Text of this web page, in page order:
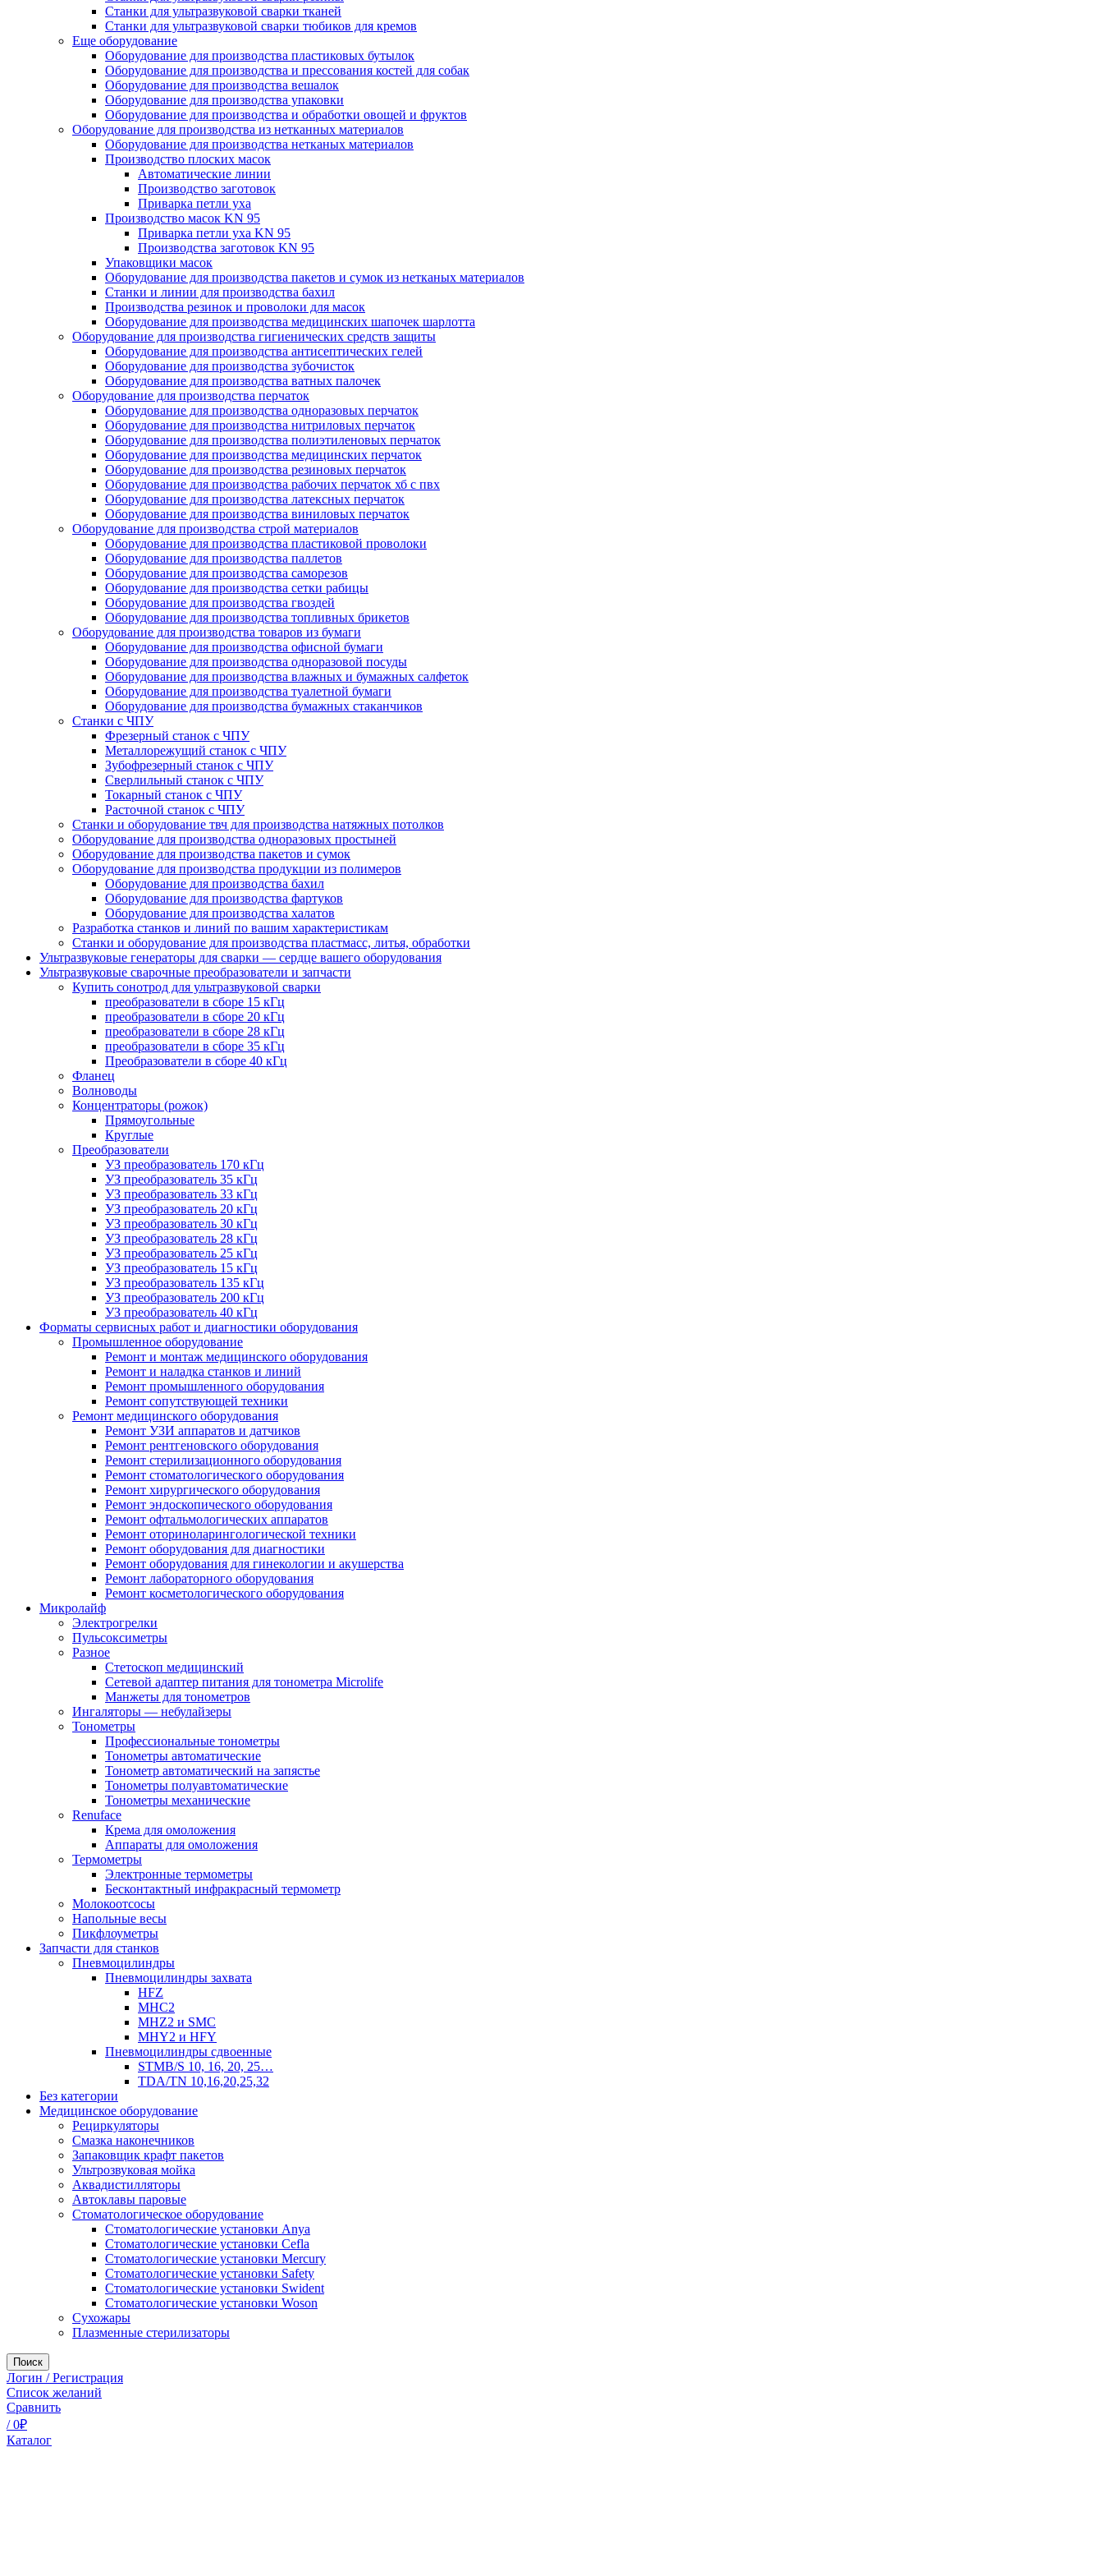
Станки для ультразвуковой сварки тканей
Станки для ультразвуковой сварки тюбиков для кремов
Еще оборудование
Оборудование для производства пластиковых бутылок
Оборудование для производства и прессования костей для собак
Оборудование для производства вешалок
Оборудование для производства упаковки
Оборудование для производства и обработки овощей и фруктов
Оборудование для производства из нетканных материалов
Оборудование для производства нетканых материалов
Производство плоских масок
Автоматические линии
Производство заготовок
Приварка петли уха
Производство масок KN 95
Приварка петли уха KN 95
Производства заготовок KN 95
Упаковщики масок
Оборудование для производства пакетов и сумок из нетканых материалов
Станки и линии для производства бахил
Производства резинок и проволоки для масок
Оборудование для производства медицинских шапочек шарлотта
Оборудование для производства гигиенических средств защиты
Оборудование для производства антисептических гелей
Оборудование для производства зубочисток
Оборудование для производства ватных палочек
Оборудование для производства перчаток
Оборудование для производства одноразовых перчаток
Оборудование для производства нитриловых перчаток
Оборудование для производства полиэтиленовых перчаток
Оборудование для производства медицинских перчаток
Оборудование для производства резиновых перчаток
Оборудование для производства рабочих перчаток хб с пвх
Оборудование для производства латексных перчаток
Оборудование для производства виниловых перчаток
Оборудование для производства строй материалов
Оборудование для производства пластиковой проволоки
Оборудование для производства паллетов
Оборудование для производства саморезов
Оборудование для производства сетки рабицы
Оборудование для производства гвоздей
Оборудование для производства топливных брикетов
Оборудование для производства товаров из бумаги
Оборудование для производства офисной бумаги
Оборудование для производства одноразовой посуды
Оборудование для производства влажных и бумажных салфеток
Оборудование для производства туалетной бумаги
Оборудование для производства бумажных стаканчиков
Станки с ЧПУ
Фрезерный станок с ЧПУ
Металлорежущий станок с ЧПУ
Зубофрезерный станок с ЧПУ
Сверлильный станок с ЧПУ
Токарный станок с ЧПУ
Расточной станок с ЧПУ
Cтанки и оборудование твч для производства натяжных потолков
Oборудование для производства одноразовых простыней
Оборудование для производства пакетов и сумок
Оборудование для производства продукции из полимеров
Оборудование для производства бахил
Оборудование для производства фартуков
Оборудование для производства халатов
Разработка станков и линий по вашим характеристикам
Станки и оборудование для производства пластмасс, литья, обработки
Ультразвуковые генераторы для сварки — сердце вашего оборудования
Ультразвуковые сварочные преобразователи и запчасти
Купить сонотрод для ультразвуковой сварки
преобразователи в сборе 15 кГц
преобразователи в сборе 20 кГц
преобразователи в сборе 28 кГц
преобразователи в сборе 35 кГц
Преобразователи в сборе 40 кГц
Фланец
Волноводы
Концентраторы (рожок)
Прямоугольные
Круглые
Преобразователи
УЗ преобразователь 170 кГц
УЗ преобразователь 35 кГц
УЗ преобразователь 33 кГц
УЗ преобразователь 20 кГц
УЗ преобразователь 30 кГц
УЗ преобразователь 28 кГц
УЗ преобразователь 25 кГц
УЗ преобразователь 15 кГц
УЗ преобразователь 135 кГц
УЗ преобразователь 200 кГц
УЗ преобразователь 40 кГц
Форматы сервисных работ и диагностики оборудования
Промышленное оборудование
Ремонт и монтаж медицинского оборудования
Ремонт и наладка станков и линий
Ремонт промышленного оборудования
Ремонт сопутствующей техники
Ремонт медицинского оборудования
Ремонт УЗИ аппаратов и датчиков
Ремонт рентгеновского оборудования
Ремонт стерилизационного оборудования
Ремонт стоматологического оборудования
Ремонт хирургического оборудования
Ремонт эндоскопического оборудования
Ремонт офтальмологических аппаратов
Ремонт оториноларингологической техники
Ремонт оборудования для диагностики
Ремонт оборудования для гинекологии и акушерства
Ремонт лабораторного оборудования
Ремонт косметологического оборудования
Микролайф
Электрогрелки
Пульсоксиметры
Разное
Стетоскоп медицинский
Сетевой адаптер питания для тонометра Microlife
Манжеты для тонометров
Ингаляторы — небулайзеры
Тонометры
Профессиональные тонометры
Тонометры автоматические
Тонометр автоматический на запястье
Тонометры полуавтоматические
Тонометры механические
Renuface
Крема для омоложения
Аппараты для омоложения
Термометры
Электронные термометры
Бесконтактный инфракрасный термометр
Молокоотсосы
Напольные весы
Пикфлоуметры
Запчасти для станков
Пневмоцилиндры
Пневмоцилиндры захвата
HFZ
MHC2
MHZ2 и SMC
MHY2 и HFY
Пневмоцилиндры сдвоенные
STMB/S 10, 16, 20, 25…
TDA/TN 10,16,20,25,32
Без категории
Медицинское оборудование
Рециркуляторы
Смазка наконечников
Запаковщик крафт пакетов
Ультрозвуковая мойка
Аквадистилляторы
Автоклавы паровые
Стоматологическое оборудование
Стоматологические установки Anya
Стоматологические установки Cefla
Стоматологические установки Mercury
Стоматологические установки Safety
Стоматологические установки Swident
Стоматологические установки Woson
Сухожары
Плазменные стерилизаторы
Поиск
Логин / Регистрация
Список желаний
Сравнить
/ 0₽
Каталог